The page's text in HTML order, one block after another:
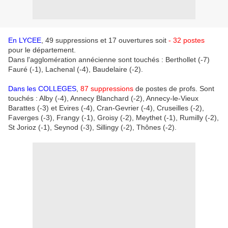
En LYCEE , 49 suppressions et 17 ouvertures soit - 32 postes
pour le département.
Dans l'agglomération annécienne sont touchés : Berthollet (-7)
Fauré (-1), Lachenal (-4), Baudelaire (-2).
Dans les COLLEGES 87 suppressions de postes de profs. Sont
touchés : Alby (-4), Annecy Blanchard (-2), Annecy-le-Vieux
Barattes (-3) et Evires (-4), Cran-Gevrier (-4), Cruseilles (-2),
Faverges (-3), Frangy (-1), Groisy (-2), Meythet (-1), Rumilly (-2),
St Jorioz (-1), Seynod (-3), Sillingy (-2), Thônes (-2).